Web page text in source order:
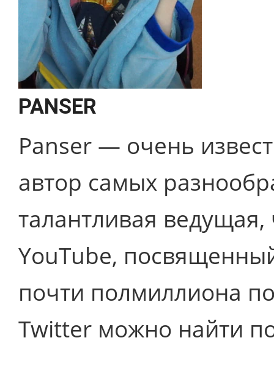
PANSER
Panser — очень
автор самых
талантливая
YouTube,
почти полмиллиона
Twitter можно найти